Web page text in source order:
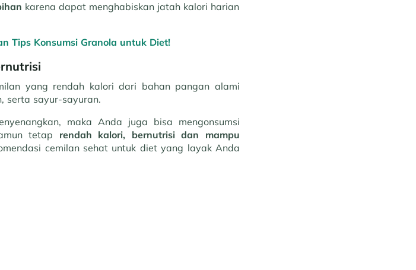
karena dapat menghabiskan jatah kalori harian
Tips Konsumsi Granola untuk Diet!
yang rendah kalori dari bahan pangan alami
serta sayur-sayuran.
maka Anda juga bisa mengonsumsi
tetap rendah kalori, bernutrisi dan mampu
cemilan sehat untuk diet yang layak Anda